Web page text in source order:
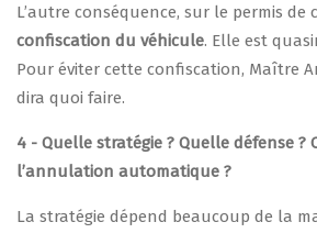
L’autre conséquence, sur le permis de
confiscation du véhicule. Elle est
Pour éviter cette confiscation, Maître
dira quoi faire.
4 - Quelle stratégie ? Quelle défense ?
l’annulation automatique ?
La stratégie dépend beaucoup de la